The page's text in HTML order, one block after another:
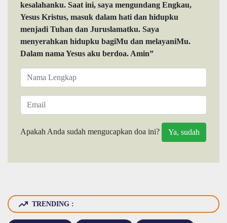
kesalahanku. Saat ini, saya mengundang Engkau,
Yesus Kristus, masuk dalam hati dan hidupku
menjadi Tuhan dan Juruslamatku. Saya
menyerahkan hidupku bagiMu dan melayaniMu.
Dalam nama Yesus aku berdoa. Amin”
Apakah Anda sudah mengucapkan doa ini?
TRENDING :